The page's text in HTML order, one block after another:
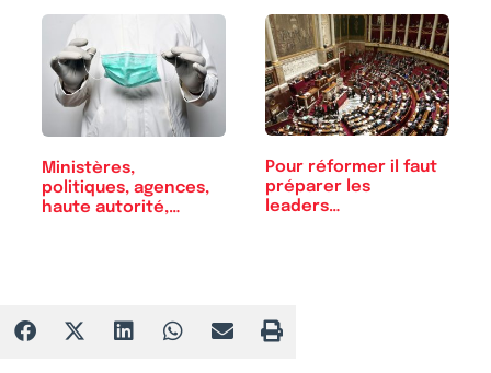
Ministères,
politiques, agences,
haute autorité,…
Pour réformer il faut
préparer les
leaders…